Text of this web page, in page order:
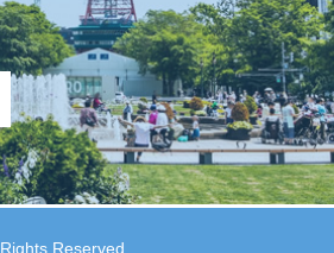
Reserved.